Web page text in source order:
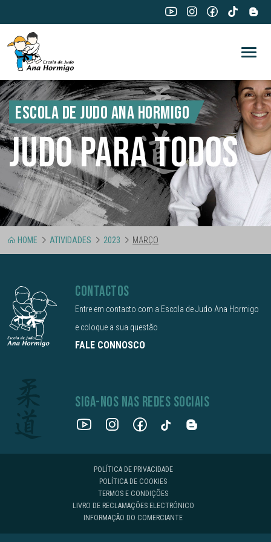
ESCOLA DE JUDO ANA HORMIGO
JUDO PARA TODOS
HOME ATIVIDADES 2023 MARÇO
CONTACTOS
Entre em contacto com a Escola de Judo Ana Hormigo
e coloque a sua questão
FALE CONNOSCO
SIGA-NOS NAS REDES SOCIAIS
POLÍTICA DE PRIVACIDADE
POLÍTICA DE COOKIES
TERMOS E CONDIÇÕES
LIVRO DE RECLAMAÇÕES ELECTRÓNICO
INFORMAÇÃO DO COMERCIANTE